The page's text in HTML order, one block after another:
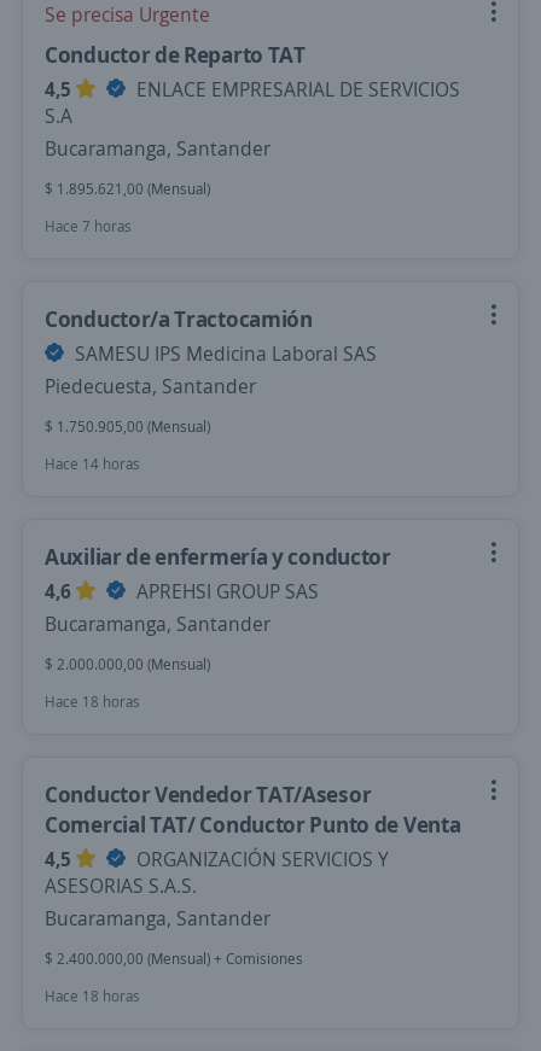
Se precisa Urgente
Conductor de Reparto TAT
4,5
ENLACE EMPRESARIAL DE SERVICIOS
S.A
Bucaramanga, Santander
$ 1.895.621,00 (Mensual)
Hace 7 horas
Conductor/a Tractocamión
SAMESU IPS Medicina Laboral SAS
Piedecuesta, Santander
$ 1.750.905,00 (Mensual)
Hace 14 horas
Auxiliar de enfermería y conductor
4,6
APREHSI GROUP SAS
Bucaramanga, Santander
$ 2.000.000,00 (Mensual)
Hace 18 horas
Conductor Vendedor TAT/Asesor
Comercial TAT/ Conductor Punto de Venta
4,5
ORGANIZACIÓN SERVICIOS Y
ASESORIAS S.A.S.
Bucaramanga, Santander
$ 2.400.000,00 (Mensual) + Comisiones
Hace 18 horas